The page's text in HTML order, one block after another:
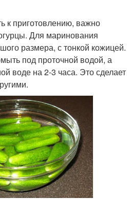
к приготовлению, важно
Для маринования
размера, с тонкой кожицей.
под проточной водой, а
воде на 2-3 часа. Это сделает